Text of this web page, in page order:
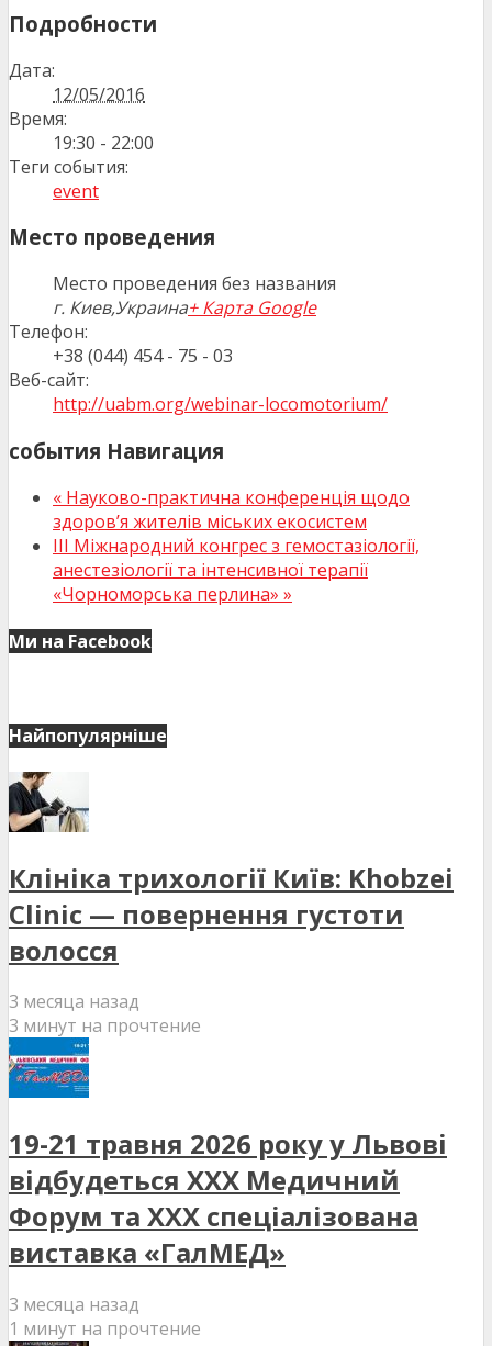
Подробности
Дата:
12/05/2016
Время:
19:30 - 22:00
Теги события:
event
Место проведения
Место проведения без названия
г. Киев,Украина+ Карта Google
Телефон:
+38 (044) 454 - 75 - 03
Веб-сайт:
http://uabm.org/webinar-locomotorium/
события Навигация
« Науково-практична конференція щодо
здоров’я жителів міських екосистем
III Міжнародний конгрес з гемостазіології,
анестезіології та інтенсивної терапії
«Чорноморська перлина» »
Ми на Facebook
Найпопулярніше
Клініка трихології Київ: Khobzei
Clinic — повернення густоти
волосся
3 месяца назад
3 минут на прочтение
19-21 травня 2026 року у Львові
відбудеться XXX Медичний
Форум та XXX спеціалізована
виставка «ГалМЕД»
3 месяца назад
1 минут на прочтение